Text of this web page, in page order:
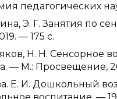
педагогических
Э. Г. Занятия по
— 175 с.
Н. Н. Сенсорное
— М.: Просвещение,
Е. И. Дошкольный